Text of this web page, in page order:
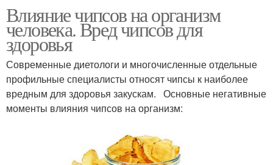
Влияние чипсов на организм
человека. Вред чипсов для
здоровья
Современные диетологи и многочисленные отдельные
профильные специалисты относят чипсы к наиболее
вредным для здоровья закускам. Основные негативные
моменты влияния чипсов на организм: